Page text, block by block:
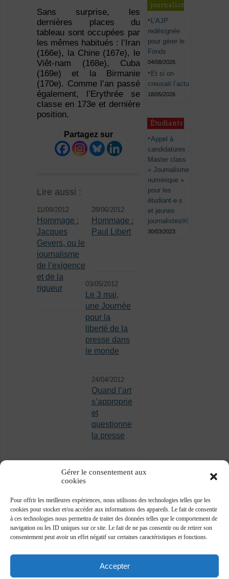
Gérer le consentement aux
cookies
Pour offrir les meilleures expériences, nous utilisons des technologies telles que les
cookies pour stocker et/ou accéder aux informations des appareils. Le fait de consentir
à ces technologies nous permettra de traiter des données telles que le comportement de
navigation ou les ID uniques sur ce site. Le fait de ne pas consentir ou de retirer son
consentement peut avoir un effet négatif sur certaines caractéristiques et fonctions.
Accepter
Sans surprise, les
dernières places du
tableau sont occupées par
les mêmes habitués : l’Iran
(166e), la Chine (167e), le
Viêt-nam (168e), Cuba
(169e) et la Birmanie
(170e). Comme l’an passé
également, l’Erythrée se
classe en 173e et dernière
position.
Partagez sur
Lire aussi :
11/09/2012
Hommage :
Jacques
Gevers, ou le
journalisme
de l’exigence
et de la
rigueur
28/06/2012
Hommage :
Paul Libert
03/05/2012
Le 3 mai,
une Journée
pour la
liberté de la
presse dans
le monde
24/04/2012
Quand l’art
s’approprie
et
questionne
la presse
journalisme
L’AJP
redésignée
pour gérer le
Fonds
04/08/2026
Et si on
creusait l’actu
18/05/2026
Étudiants
Appel à
candidatures :
Master class
« Journalisme
numérique »
pour les
étudiant·e·s
et jeunes
journalistes￼
30/03/2023